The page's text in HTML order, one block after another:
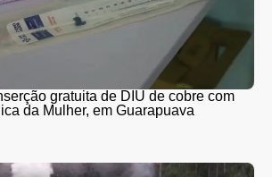
gratuita de DIU de cobre com
da Mulher, em Guarapuava